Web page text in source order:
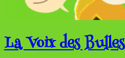
La Voix des Bulles